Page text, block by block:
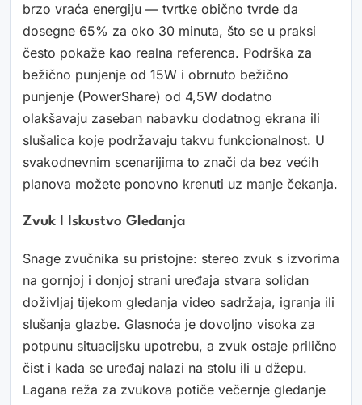
brzo vraća energiju — tvrtke obično tvrde da
dosegne 65% za oko 30 minuta, što se u praksi
često pokaže kao realna referenca. Podrška za
bežično punjenje od 15W i obrnuto bežično
punjenje (PowerShare) od 4,5W dodatno
olakšavaju zaseban nabavku dodatnog ekrana ili
slušalica koje podržavaju takvu funkcionalnost. U
svakodnevnim scenarijima to znači da bez većih
planova možete ponovno krenuti uz manje čekanja.
Zvuk I Iskustvo Gledanja
Snage zvučnika su pristojne: stereo zvuk s izvorima
na gornjoj i donjoj strani uređaja stvara solidan
doživljaj tijekom gledanja video sadržaja, igranja ili
slušanja glazbe. Glasnoća je dovoljno visoka za
potpunu situacijsku upotrebu, a zvuk ostaje prilično
čist i kada se uređaj nalazi na stolu ili u džepu.
Lagana reža za zvukova potiče večernje gledanje